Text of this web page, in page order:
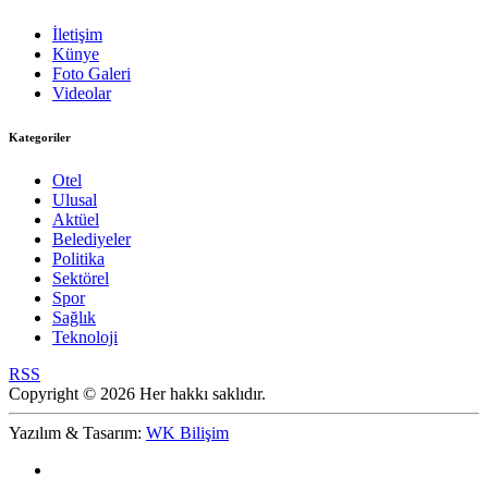
İletişim
Künye
Foto Galeri
Videolar
Kategoriler
Otel
Ulusal
Aktüel
Belediyeler
Politika
Sektörel
Spor
Sağlık
Teknoloji
RSS
Copyright © 2026 Her hakkı saklıdır.
Yazılım & Tasarım: WK Bilişim